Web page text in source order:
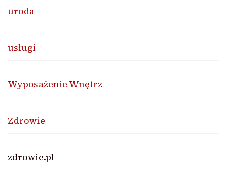
uroda
usługi
Wyposażenie Wnętrz
Zdrowie
zdrowie.pl